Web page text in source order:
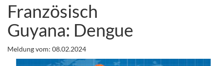
Französisch
Guyana: Dengue
Meldung vom: 08.02.2024